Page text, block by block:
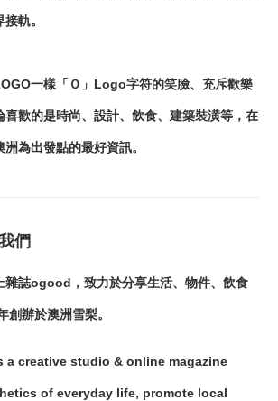
軌。
一樣「Ｏ」Logo字符的笑臉、充斥歡樂
喜歡的是時尚、設計、飲食、建築裝潢等，在
為出發點的最好資訊。
們
雜誌ogood，致力於分享生活、物件、飲食
創辦於澳洲雪梨。
creative studio & online magazine
of everyday life, promote local